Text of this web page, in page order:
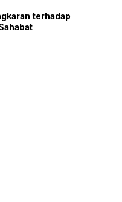
terhadap